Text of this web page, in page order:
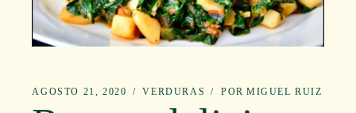
AGOSTO 21, 2020 VERDURAS POR MIGUEL RUIZ